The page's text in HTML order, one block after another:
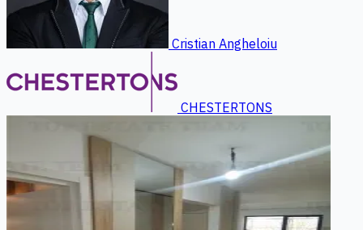
Cristian Angheloiu
CHESTERTONS